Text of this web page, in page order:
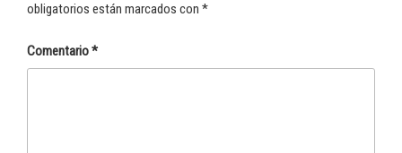
obligatorios están marcados con *
Comentario*